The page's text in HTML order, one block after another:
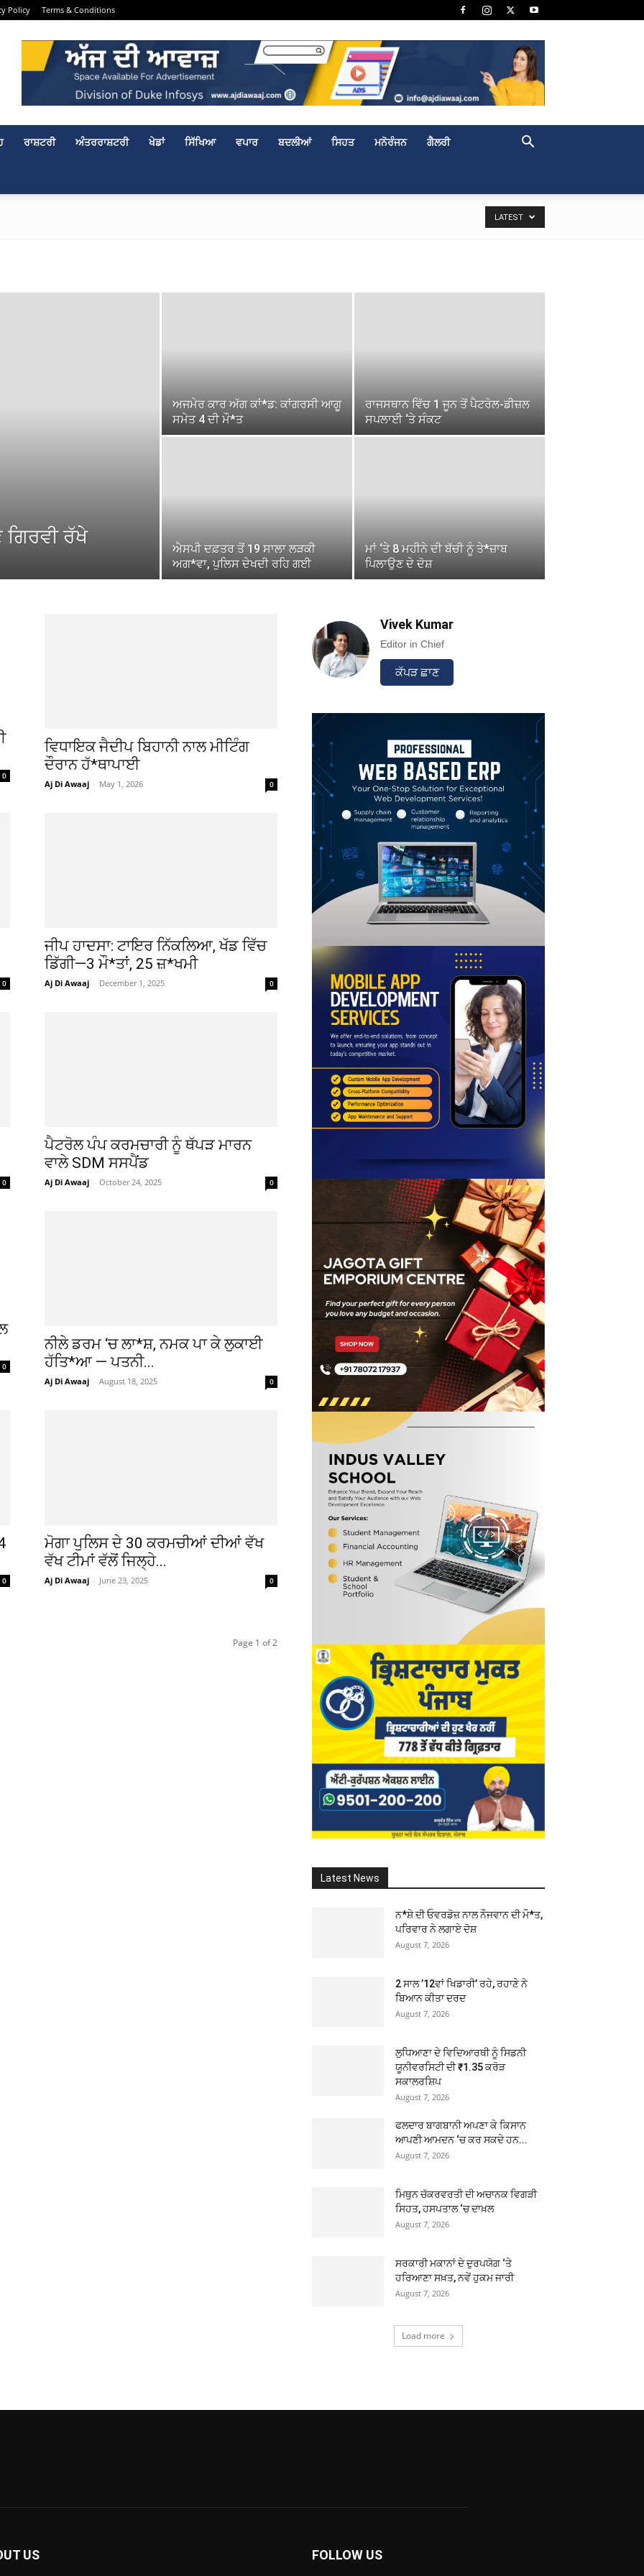
Policy Terms & Conditions
ਰਾਸ਼ਟਰੀ ਅੰਤਰਰਾਸ਼ਟਰੀ ਖੇਡਾਂ ਸਿੱਖਿਆ ਵਪਾਰ ਬਦਲੀਆਂ ਸਿਹਤ ਮਨੋਰੰਜਨ ਗੈਲਰੀ
LATEST
ਰੱਖੇ
ਅਜਮੇਰ ਕਾਰ ਅੱਗ ਕਾਂ*ਡ: ਕਾਂਗਰਸੀ ਆਗੂ
ਸਮੇਤ 4 ਦੀ ਮੌ*ਤ
ਰਾਜਸਥਾਨ ਵਿੱਚ 1 ਜੂਨ ਤੋਂ ਪੈਟਰੋਲ-ਡੀਜ਼ਲ
ਸਪਲਾਈ ‘ਤੇ ਸੰਕਟ
ਐਸਪੀ ਦਫ਼ਤਰ ਤੋਂ 19 ਸਾਲਾ ਲੜਕੀ
ਅਗ*ਵਾ, ਪੁਲਿਸ ਦੇਖਦੀ ਰਹਿ ਗਈ
ਮਾਂ ‘ਤੇ 8 ਮਹੀਨੇ ਦੀ ਬੱਚੀ ਨੂੰ ਤੇ*ਜ਼ਾਬ
ਪਿਲਾਉਣ ਦੇ ਦੋਸ਼
0
ਵਿਧਾਇਕ ਜੈਦੀਪ ਬਿਹਾਨੀ ਨਾਲ ਮੀਟਿੰਗ
ਦੌਰਾਨ ਹੱ*ਥਾਪਾਈ
Aj Di Awaaj - May 1, 2026 0
0
ਜੀਪ ਹਾਦਸਾ: ਟਾਇਰ ਨਿੱਕਲਿਆ, ਖੱਡ ਵਿੱਚ
ਡਿੱਗੀ—3 ਮੌ*ਤਾਂ, 25 ਜ਼*ਖਮੀ
Aj Di Awaaj - December 1, 2025 0
0
ਪੈਟਰੋਲ ਪੰਪ ਕਰਮਚਾਰੀ ਨੂੰ ਥੱਪੜ ਮਾਰਨ
ਵਾਲੇ SDM ਸਸਪੈਂਡ
Aj Di Awaaj - October 24, 2025 0
0
ਨੀਲੇ ਡਰਮ ‘ਚ ਲਾ*ਸ਼, ਨਮਕ ਪਾ ਕੇ ਲੁਕਾਈ
ਹੱਤਿ*ਆ — ਪਤਨੀ...
Aj Di Awaaj - August 18, 2025 0
0
ਮੋਗਾ ਪੁਲਿਸ ਦੇ 30 ਕਰਮਚੀਆਂ ਦੀਆਂ ਵੱਖ
ਵੱਖ ਟੀਮਾਂ ਵੱਲੋਂ ਜਿਲ੍ਹੇ...
Aj Di Awaaj - June 23, 2025 0
Page 1 of 2
Vivek Kumar
Editor in Chief
ਕੱਪੜ ਛਾਣ
Latest News
ਨ*ਸ਼ੇ ਦੀ ਓਵਰਡੋਜ਼ ਨਾਲ ਨੌਜਵਾਨ ਦੀ ਮੌ*ਤ,
ਪਰਿਵਾਰ ਨੇ ਲਗਾਏ ਦੋਸ਼
August 7, 2026
2 ਸਾਲ ’12ਵਾਂ ਖਿਡਾਰੀ’ ਰਹੇ, ਰਹਾਣੇ ਨੇ
ਬਿਆਨ ਕੀਤਾ ਦਰਦ
August 7, 2026
ਲੁਧਿਆਣਾ ਦੇ ਵਿਦਿਆਰਥੀ ਨੂੰ ਸਿਡਨੀ
ਯੂਨੀਵਰਸਿਟੀ ਦੀ ₹1.35 ਕਰੋੜ
ਸਕਾਲਰਸ਼ਿਪ
August 7, 2026
ਫਲਦਾਰ ਬਾਗਬਾਨੀ ਅਪਣਾ ਕੇ ਕਿਸਾਨ
ਆਪਣੀ ਆਮਦਨ ‘ਚ ਕਰ ਸਕਦੇ ਹਨ...
August 7, 2026
ਮਿਥੁਨ ਚੱਕਰਵਰਤੀ ਦੀ ਅਚਾਨਕ ਵਿਗੜੀ
ਸਿਹਤ, ਹਸਪਤਾਲ ‘ਚ ਦਾਖ਼ਲ
August 7, 2026
ਸਰਕਾਰੀ ਮਕਾਨਾਂ ਦੇ ਦੁਰਪਯੋਗ ‘ਤੇ
ਹਰਿਆਣਾ ਸਖ਼ਤ, ਨਵੇਂ ਹੁਕਮ ਜਾਰੀ
August 7, 2026
Load more
US FOLLOW US